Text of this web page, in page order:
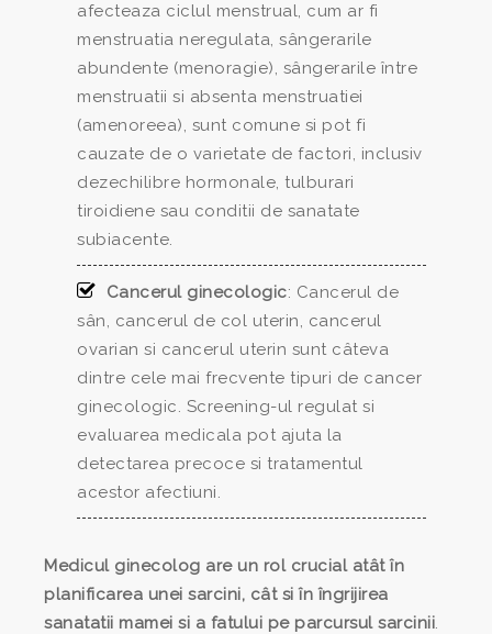
afecteaza ciclul menstrual, cum ar fi
menstruatia neregulata, sângerarile
abundente (menoragie), sângerarile între
menstruatii si absenta menstruatiei
(amenoreea), sunt comune si pot fi
cauzate de o varietate de factori, inclusiv
dezechilibre hormonale, tulburari
tiroidiene sau conditii de sanatate
subiacente.
Cancerul ginecologic: Cancerul de
sân, cancerul de col uterin, cancerul
ovarian si cancerul uterin sunt câteva
dintre cele mai frecvente tipuri de cancer
ginecologic. Screening-ul regulat si
evaluarea medicala pot ajuta la
detectarea precoce si tratamentul
acestor afectiuni.
Medicul ginecolog are un rol crucial atât în
planificarea unei sarcini, cât si în îngrijirea
sanatatii mamei si a fatului pe parcursul sarcinii.